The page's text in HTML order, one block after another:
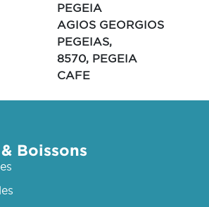
PEGEIA
AGIOS GEORGIOS
PEGEIAS,
8570, PEGEIA
CAFE
Boissons